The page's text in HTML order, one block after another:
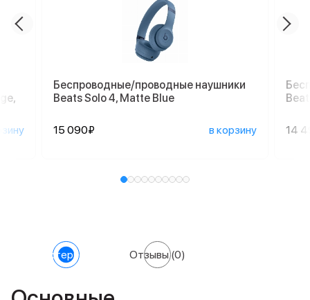
Беспроводные/проводные наушники
Beats Solo 4, Matte Blue
15 090₽ в корзину 14
Характеристики Отзывы(0)